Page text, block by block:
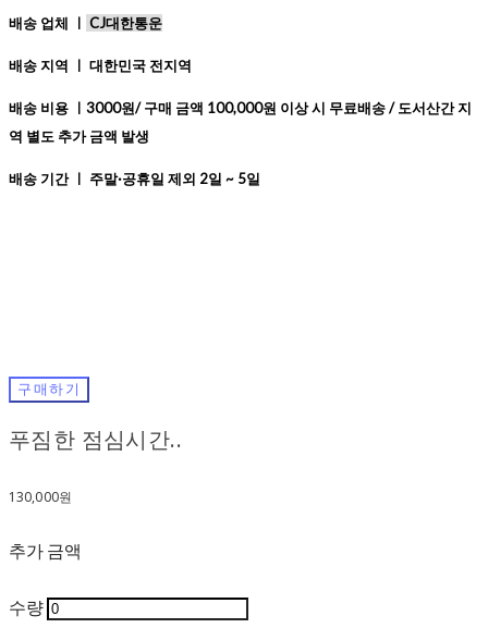
배송 업체 ㅣ CJ대한통운
배송 지역 ㅣ 대한민국 전지역
배송 비용 ㅣ3000원/ 구매 금액 100,000원 이상 시 무료배송 / 도서산간 지
역 별도 추가 금액 발생
배송 기간 ㅣ 주말·공휴일 제외 2일 ~ 5일
구매하기
푸짐한 점심시간..
130,000원
추가 금액
수량